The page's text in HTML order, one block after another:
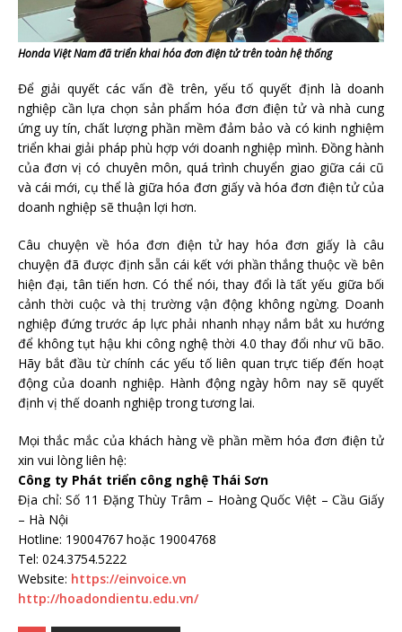
Honda Việt Nam đã triển khai hóa đơn điện tử trên toàn hệ thống
Để giải quyết các vấn đề trên, yếu tố quyết định là doanh
nghiệp cần lựa chọn sản phẩm hóa đơn điện tử và nhà cung
ứng uy tín, chất lượng phần mềm đảm bảo và có kinh nghiệm
triển khai giải pháp phù hợp với doanh nghiệp mình. Đồng hành
của đơn vị có chuyên môn, quá trình chuyển giao giữa cái cũ
và cái mới, cụ thể là giữa hóa đơn giấy và hóa đơn điện tử của
doanh nghiệp sẽ thuận lợi hơn.
Câu chuyện về hóa đơn điện tử hay hóa đơn giấy là câu
chuyện đã được định sẵn cái kết với phần thắng thuộc về bên
hiện đại, tân tiến hơn. Có thể nói, thay đổi là tất yếu giữa bối
cảnh thời cuộc và thị trường vận động không ngừng. Doanh
nghiệp đứng trước áp lực phải nhanh nhạy nắm bắt xu hướng
để không tụt hậu khi công nghệ thời 4.0 thay đổi như vũ bão.
Hãy bắt đầu từ chính các yếu tố liên quan trực tiếp đến hoạt
động của doanh nghiệp. Hành động ngày hôm nay sẽ quyết
định vị thế doanh nghiệp trong tương lai.
Mọi thắc mắc của khách hàng về phần mềm hóa đơn điện tử
xin vui lòng liên hệ:
Công ty Phát triển công nghệ Thái Sơn
Địa chỉ: Số 11 Đặng Thùy Trâm – Hoàng Quốc Việt – Cầu Giấy
– Hà Nội
Hotline: 19004767 hoặc 19004768
Tel: 024.3754.5222
Website: https://einvoice.vn
http://hoadondientu.edu.vn/